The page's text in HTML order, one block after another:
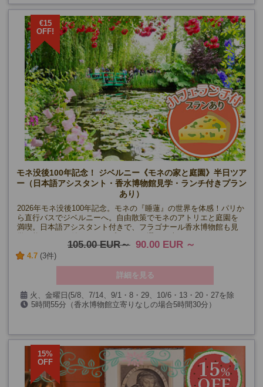
€15
OFF!
モネ没後100年記念！ ジベルニー《モネの家と庭園》半日ツア
ー（日本語アシスタント・香水博物館見学・ランチ付きプラン
あり）
2026年モネ没後100年記念。モネの『睡蓮』の世界を体感！パリか
ら直行バスでジベルニーへ。自由散策でモネのアトリエと庭園を
満喫。日本語アシスタント付きで、フラゴナール香水博物館も見
105.00 EUR 90.00 EUR
4.7 (3件)
詳細を見る
火、金曜日(5/8、7/14、9/1・8・29、10/6・13・20・27を除
く) 5時間55分（香水博物館立寄りなしの場合5時間30分）
15%
OFF